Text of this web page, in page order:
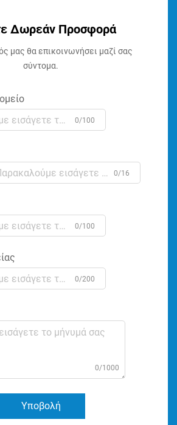
Δωρεάν Προσφορά
μας θα επικοινωνήσει μαζί σας
σύντομα.
0/100
0/16
0/100
0/200
0/1000
Υποβολή